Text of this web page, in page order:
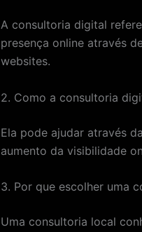
A consultoria digital
presença online através
websites.
2. Como a consultoria
Ela pode ajudar através
aumento da visibilidade
3. Por que escolher uma
Uma consultoria local